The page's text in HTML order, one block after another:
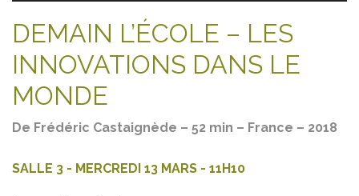
DEMAIN L’ÉCOLE – LES
INNOVATIONS DANS LE
MONDE
De Frédéric Castaignède – 52 min – France – 2018
SALLE 3 - MERCREDI 13 MARS - 11H10